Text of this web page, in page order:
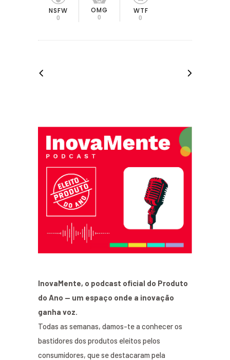
NSFW
0
OMG
0
WTF
0
InovaMente, o podcast oficial do Produto
do Ano — um espaço onde a inovação
ganha voz.
Todas as semanas, damos-te a conhecer os
bastidores dos produtos eleitos pelos
consumidores, que se destacaram pela